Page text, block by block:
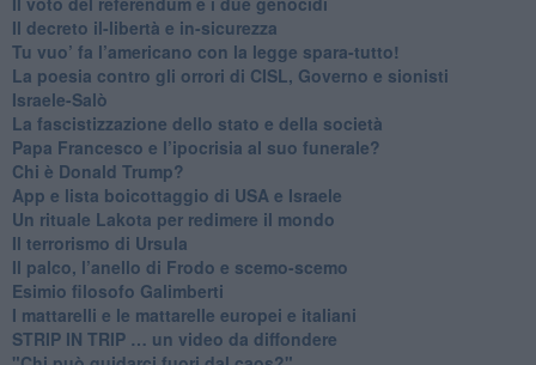
Il decreto il-libertà e in-sicurezza
Tu vuo’ fa l’americano con la legge spara-tutto!
La poesia contro gli orrori di CISL, Governo e sionisti
Israele-Salò
​La fascistizzazione dello stato e della società
Papa Francesco e l’ipocrisia al suo funerale?
​Chi è Donald Trump?
App e lista boicottaggio di USA e Israele
​Un rituale Lakota per redimere il mondo
Il terrorismo di Ursula
​Il palco, l’anello di Frodo e scemo-scemo
Esimio filosofo Galimberti
​I mattarelli e le mattarelle europei e italiani
​STRIP IN TRIP … un video da diffondere